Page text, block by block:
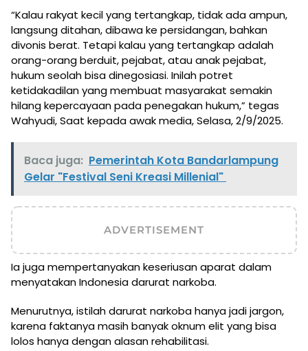
“Kalau rakyat kecil yang tertangkap, tidak ada ampun,
langsung ditahan, dibawa ke persidangan, bahkan
divonis berat. Tetapi kalau yang tertangkap adalah
orang-orang berduit, pejabat, atau anak pejabat,
hukum seolah bisa dinegosiasi. Inilah potret
ketidakadilan yang membuat masyarakat semakin
hilang kepercayaan pada penegakan hukum,” tegas
Wahyudi, Saat kepada awak media, Selasa, 2/9/2025.
Baca juga: Pemerintah Kota Bandarlampung
Gelar "Festival Seni Kreasi Millenial"
ADVERTISEMENT
Ia juga mempertanyakan keseriusan aparat dalam
menyatakan Indonesia darurat narkoba.
Menurutnya, istilah darurat narkoba hanya jadi jargon,
karena faktanya masih banyak oknum elit yang bisa
lolos hanya dengan alasan rehabilitasi.